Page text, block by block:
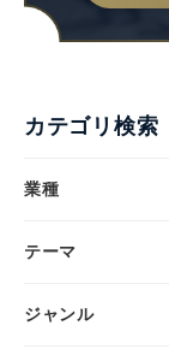
カテゴリ検索
業種
テーマ
ジャンル